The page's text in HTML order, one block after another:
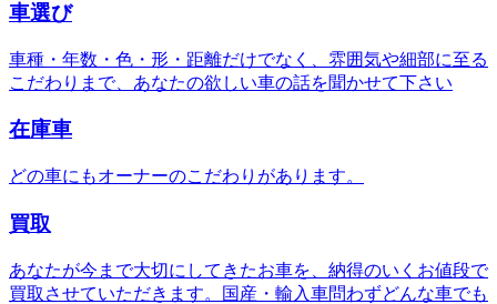
車選び
車種・年数・色・形・距離だけでなく、雰囲気や細部に至る
こだわりまで、あなたの欲しい車の話を聞かせて下さい
在庫車
どの車にもオーナーのこだわりがあります。
買取
あなたが今まで大切にしてきたお車を、納得のいくお値段で
買取させていただきます。国産・輸入車問わずどんな車でも